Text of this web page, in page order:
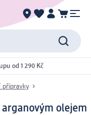
od 1 290 Kč
přípravky
olejem